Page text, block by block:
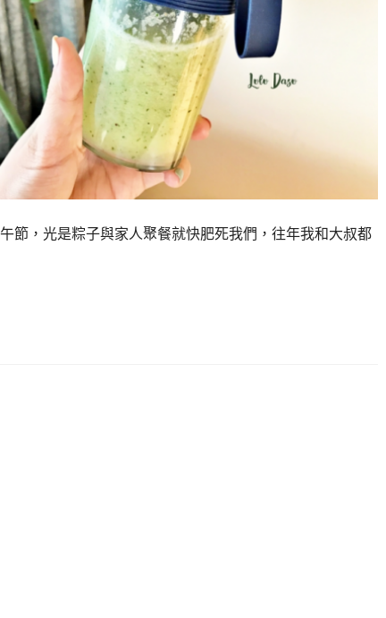
節，光是粽子與家人聚餐就快肥死我們，往年我和大叔都